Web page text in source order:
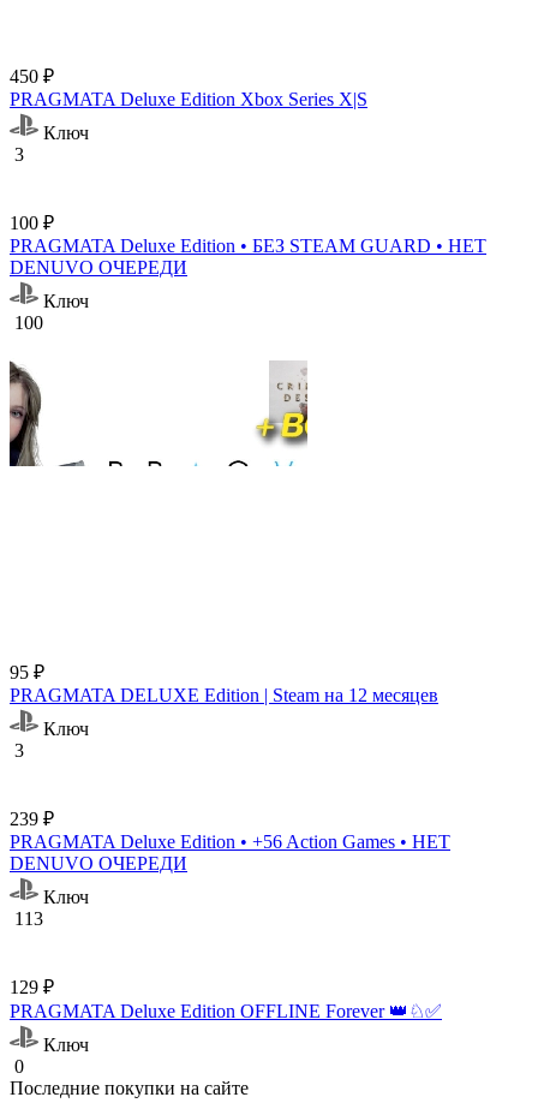
450 ₽
PRAGMATA Deluxe Edition Xbox Series X|S
Ключ
3
100 ₽
PRAGMATA Deluxe Edition • БЕЗ STEAM GUARD • НЕТ
DENUVO ОЧЕРЕДИ
Ключ
100
95 ₽
PRAGMATA DELUXE Edition | Steam на 12 месяцев
Ключ
3
239 ₽
PRAGMATA Deluxe Edition • +56 Action Games • НЕТ
DENUVO ОЧЕРЕДИ
Ключ
113
129 ₽
PRAGMATA Deluxe Edition OFFLINE Forever 👑♘✅
Ключ
0
Последние покупки на сайте